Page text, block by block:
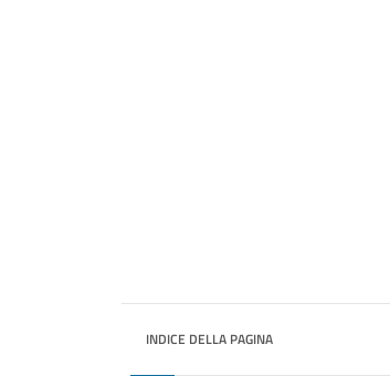
INDICE DELLA PAGINA